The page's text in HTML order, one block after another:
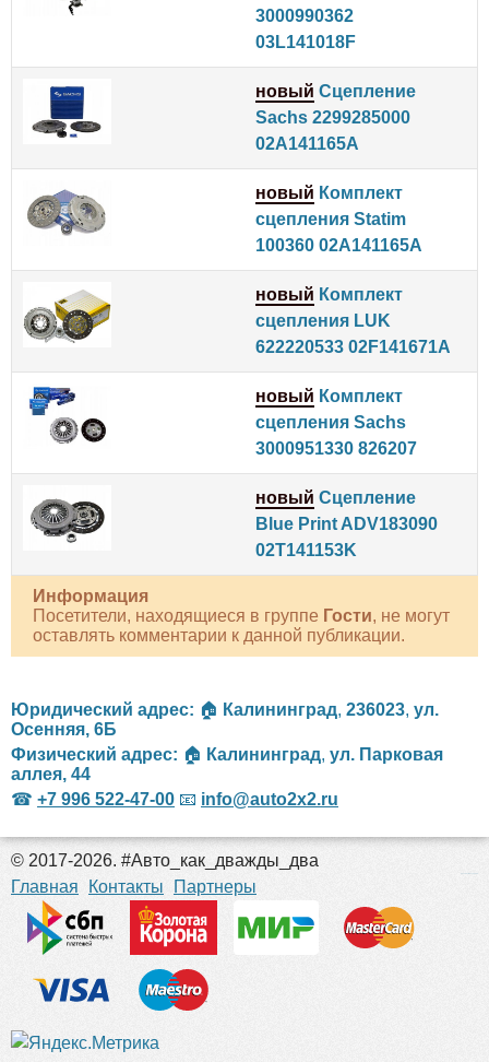
3000990362
03L141018F
новый Сцепление
Sachs 2299285000
02A141165A
новый Комплект
сцепления Statim
100360 02A141165A
новый Комплект
сцепления LUK
622220533 02F141671A
новый Комплект
сцепления Sachs
3000951330 826207
новый Сцепление
Blue Print ADV183090
02T141153K
Информация
Посетители, находящиеся в группе Гости, не могут
оставлять комментарии к данной публикации.
Юридический адрес: 🏠 Калининград, 236023, ул.
Осенняя, 6Б
Физический адрес: 🏠 Калининград, ул. Парковая
аллея, 44
☎ +7 996 522-47-00 📧 info@auto2x2.ru
© 2017-2026. #Авто_как_дважды_два
Главная
Контакты Партнеры